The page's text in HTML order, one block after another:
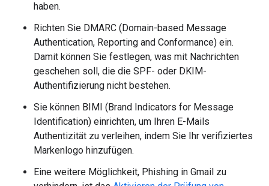
haben.
Richten Sie DMARC (Domain-based Message
Authentication, Reporting and Conformance) ein.
Damit können Sie festlegen, was mit Nachrichten
geschehen soll, die die SPF- oder DKIM-
Authentifizierung nicht bestehen.
Sie können BIMI (Brand Indicators for Message
Identification) einrichten, um Ihren E-Mails
Authentizität zu verleihen, indem Sie Ihr verifiziertes
Markenlogo hinzufügen.
Eine weitere Möglichkeit, Phishing in Gmail zu